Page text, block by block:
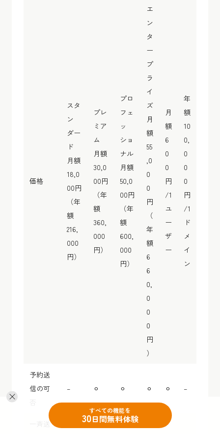
価格
スタ
ン
ダー
ド
月額
18,0
00円
（年
額
216,
000
円）
プレ
ミア
ム
月額
30,0
00円
（年
額
360,
000
円）
プロ
フェ
ッ
ショ
ナル
月額
50,0
00円
（年
額
600,
000
円）
エ
ン
タ
ー
プ
ラ
イ
ズ
月
額
55
,0
0
0
円
（
年
額
6
6
0,
0
0
0
円
）
月
額
6
0
0
円
/1
ユ
ー
ザ
ー
年
額
10
0,
0
0
0
円
/1
ド
メ
イ
ン
予約送
信の可
– ⚪︎ ⚪︎ ⚪︎ ⚪︎ –
一斉送
すべての機能を
30日間無料体験